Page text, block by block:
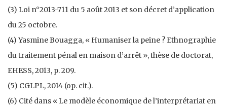
(3) Loi n°2013-711 du 5 août 2013 et son décret d’application
du 25 octobre.
(4) Yasmine Bouagga, « Humaniser la peine ? Ethnographie
du traitement pénal en maison d’arrêt », thèse de doctorat,
EHESS, 2013, p. 209.
(5) CGLPL, 2014 (op. cit.).
(6) Cité dans « Le modèle économique de l’interprétariat en